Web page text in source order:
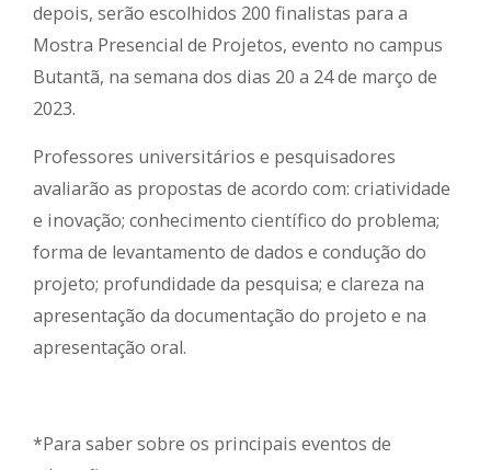
depois, serão escolhidos 200 finalistas para a
Mostra Presencial de Projetos, evento no campus
Butantã, na semana dos dias 20 a 24 de março de
2023.
Professores universitários e pesquisadores
avaliarão as propostas de acordo com: criatividade
e inovação; conhecimento científico do problema;
forma de levantamento de dados e condução do
projeto; profundidade da pesquisa; e clareza na
apresentação da documentação do projeto e na
apresentação oral.
*Para saber sobre os principais eventos de